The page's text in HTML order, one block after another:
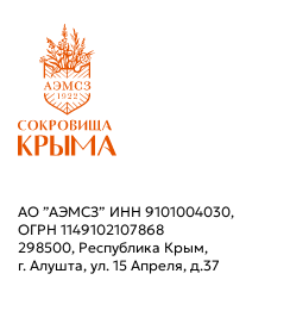
АО ”АЭМСЗ” ИНН 9101004030,
ОГРН 1149102107868
298500, Республика Крым,
г. Алушта, ул. 15 Апреля, д.37